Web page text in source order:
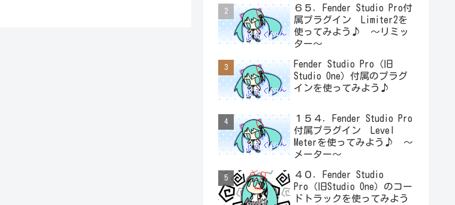
６５．Fender Studio Pro付
属プラグイン Limiter2を
使ってみよう♪ ～リミッ
ター～
Fender Studio Pro（旧
Studio One）付属のプラグ
インを使ってみよう♪
１５４．Fender Studio Pro
付属プラグイン Level
Meterを使ってみよう♪ ～
メーター～
４０．Fender Studio
Pro（旧Studio One）のコー
ドトラックを使ってみよう